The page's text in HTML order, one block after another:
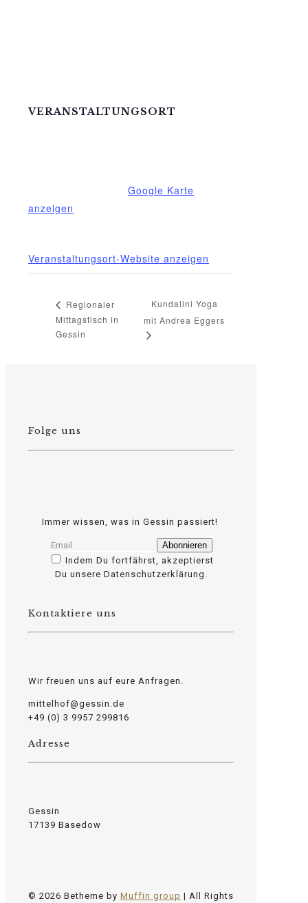
VERANSTALTUNGSORT
Google Karte
anzeigen
Veranstaltungsort-Website anzeigen
Regionaler
Mittagstisch in
Gessin
Kundalini Yoga
mit Andrea Eggers
Folge uns
Immer wissen, was in Gessin passiert!
Indem Du fortfährst, akzeptierst
Du unsere Datenschutzerklärung.
Kontaktiere uns
Wir freuen uns auf eure Anfragen.
mittelhof@gessin.de
+49 (0) 3 9957 299816
Adresse
Gessin
17139 Basedow
© 2026 Betheme by Muffin group | All Rights